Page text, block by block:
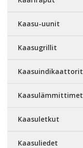
Kaasu-uunit
Kaasugrillit
Kaasuindikaattorit
Kaasulämmittimet
Kaasuletkut
Kaasuliedet